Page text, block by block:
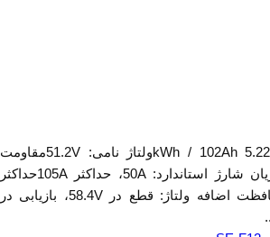
ظرفیت ذخیره انرژی: 5.22 kWh / 102Ahولتاژ نامی: 51.2Vمقاومت
داخلی پایین: ≤10mΩجریان شارژ استاندارد: 50A، حداکثر 105Aحداکثر
جریان دشارژ: 120Aمحافظت اضافه ولتاژ: قطع در 58.4V، بازیابی در